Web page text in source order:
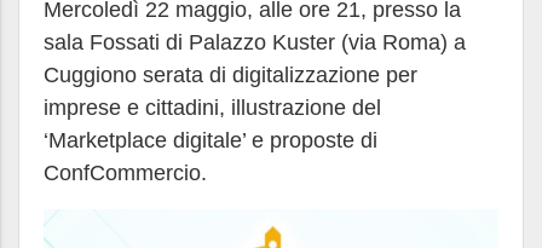
Mercoledì 22 maggio, alle ore 21, presso la
sala Fossati di Palazzo Kuster (via Roma) a
Cuggiono serata di digitalizzazione per
imprese e cittadini, illustrazione del
‘Marketplace digitale’ e proposte di
ConfCommercio.